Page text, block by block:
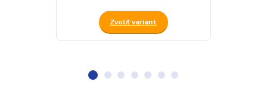
Zvoliť variant